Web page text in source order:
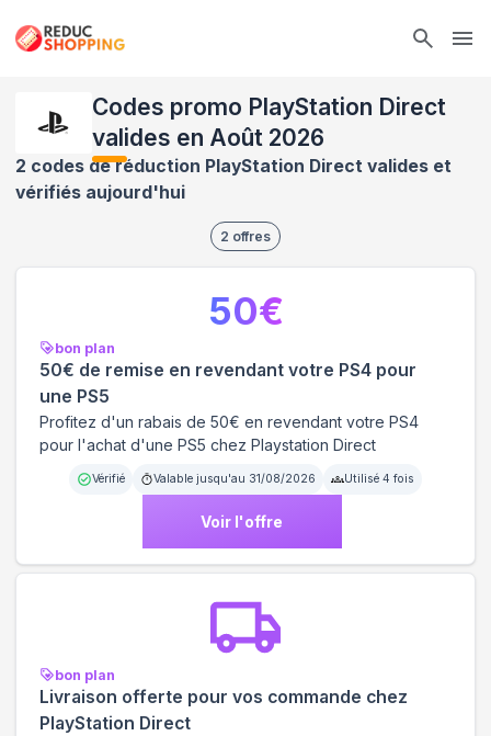
Codes promo PlayStation Direct
valides en Août 2026
2 codes de réduction PlayStation Direct valides et
vérifiés aujourd'hui
2 offres
bon plan
50€ de remise en revendant votre PS4 pour
une PS5
Profitez d'un rabais de 50€ en revendant votre PS4
pour l'achat d'une PS5 chez Playstation Direct
Vérifié Valable jusqu'au 31/08/2026 Utilisé 4 fois
Voir l'offre
50€
bon plan
Livraison offerte pour vos commande chez
PlayStation Direct